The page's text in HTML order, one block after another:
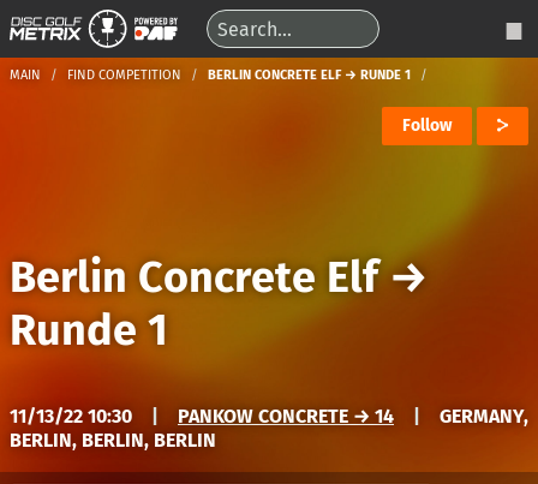
MAIN FIND COMPETITION BERLIN CONCRETE ELF → RUNDE 1
Follow
Berlin Concrete Elf→
Runde 1
11/13/22 10:30 PANKOW CONCRETE → 14
GERMANY,
BERLIN, BERLIN, BERLIN